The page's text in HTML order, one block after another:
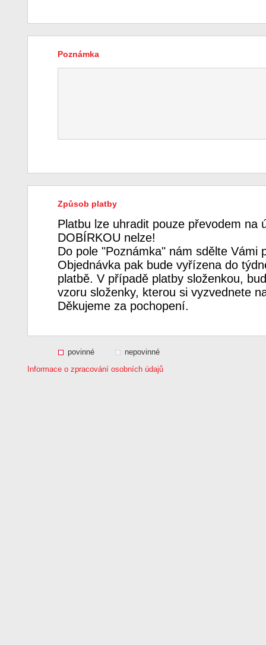
Poznámka
Způsob platby
Platbu lze uhradit pouze převodem na
DOBÍRKOU nelze!
Do pole "Poznámka" nám sdělte Vámi
Objednávka pak bude vyřízena do
platbě. V případě platby složenkou,
vzoru složenky, kterou si vyzvednete
Děkujeme za pochopení.
povinné
nepovinné
Informace o zpracování osobních údajů